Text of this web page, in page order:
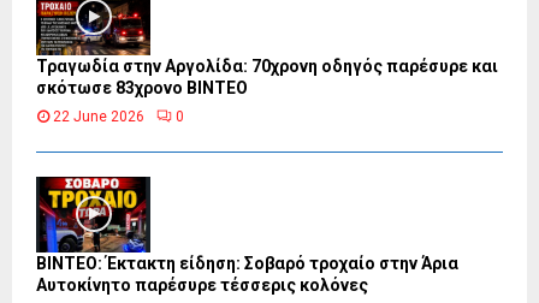
Τραγωδία στην Αργολίδα: 70χρονη οδηγός παρέσυρε και
σκότωσε 83χρονο ΒΙΝΤΕΟ
22 June 2026 0
ΒΙΝΤΕΟ: Έκτακτη είδηση: Σοβαρό τροχαίο στην Άρια
Αυτοκίνητο παρέσυρε τέσσερις κολόνες